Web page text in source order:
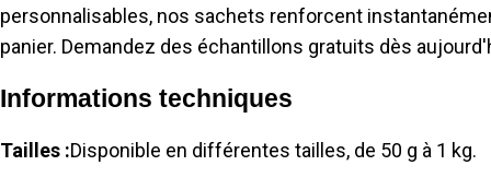
personnalisables, nos sachets renforcent
panier. Demandez des échantillons gratuits dès
Informations techniques
Tailles :Disponible en différentes tailles, de 50 g à 1 kg.